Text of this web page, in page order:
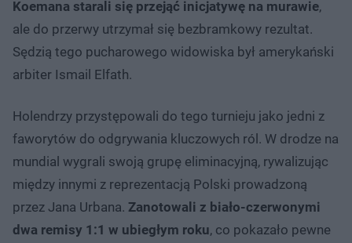
Koemana starali się przejąć inicjatywę na murawie,
ale do przerwy utrzymał się bezbramkowy rezultat.
Sędzią tego pucharowego widowiska był amerykański
arbiter Ismail Elfath.
Holendrzy przystępowali do tego turnieju jako jedni z
faworytów do odgrywania kluczowych ról. W drodze na
mundial wygrali swoją grupę eliminacyjną, rywalizując
między innymi z reprezentacją Polski prowadzoną
przez Jana Urbana. Zanotowali z biało-czerwonymi
dwa remisy 1:1 w ubiegłym roku, co pokazało pewne